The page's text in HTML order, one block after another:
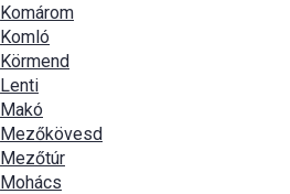
Komárom
Komló
Körmend
Lenti
Makó
Mezőkövesd
Mezőtúr
Mohács